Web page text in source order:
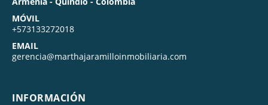
MÓVIL
+573133272018
EMAIL
gerencia@marthajaramilloinmobiliaria.com
INFORMACIÓN